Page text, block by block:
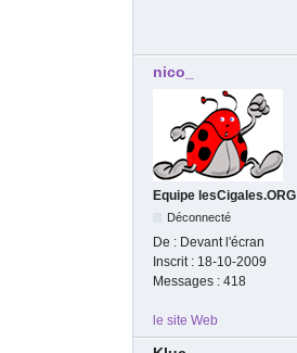
nico_
Equipe lesCigales.ORG
Déconnecté
De : Devant l'écran
Inscrit : 18-10-2009
Messages : 418
le site Web